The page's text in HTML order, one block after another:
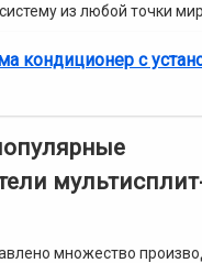
из любой точки
кондиционер с
множество